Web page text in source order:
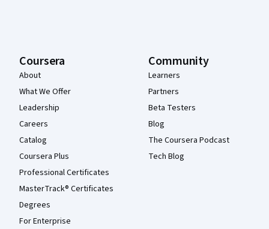
Coursera
About
What We Offer
Leadership
Careers
Catalog
Coursera Plus
Professional Certificates
MasterTrack® Certificates
Degrees
For Enterprise
Community
Learners
Partners
Beta Testers
Blog
The Coursera Podcast
Tech Blog